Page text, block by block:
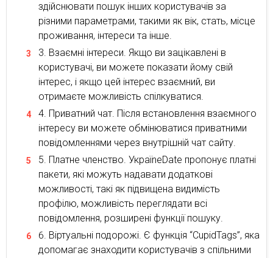
здійснювати пошук інших користувачів за
різними параметрами, такими як вік, стать, місце
проживання, інтереси та інше.
Взаємні інтереси. Якщо ви зацікавлені в
користувачі, ви можете показати йому свій
інтерес, і якщо цей інтерес взаємний, ви
отримаєте можливість спілкуватися.
Приватний чат. Після встановлення взаємного
інтересу ви можете обмінюватися приватними
повідомленнями через внутрішній чат сайту.
Платне членство. УкраїneDate пропонує платні
пакети, які можуть надавати додаткові
можливості, такі як підвищена видимість
профілю, можливість переглядати всі
повідомлення, розширені функції пошуку.
Віртуальні подорожі. Є функція “CupidTags”, яка
допомагає знаходити користувачів з спільними